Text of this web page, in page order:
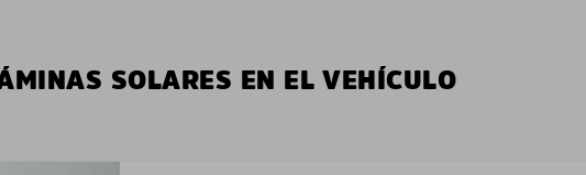
SOLARES EN EL VEHÍCULO